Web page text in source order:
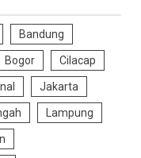
Bandung
Bogor Cilacap
Jakarta
Lampung